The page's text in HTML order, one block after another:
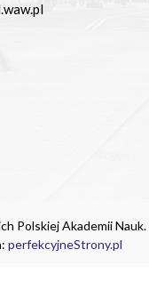
Polskiej Akademii Nauk.
perfekcyjneStrony.pl